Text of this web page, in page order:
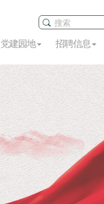
党建园地 招聘信息